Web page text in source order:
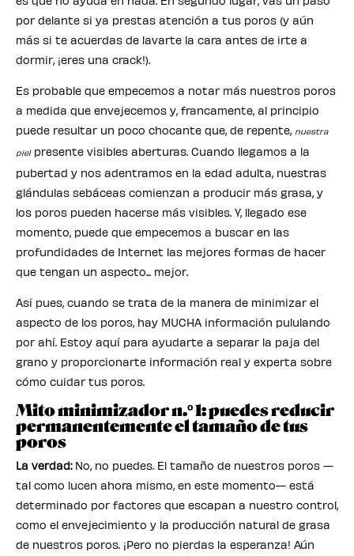
por delante si ya prestas atención a tus poros (y aún
más si te acuerdas de lavarte la cara antes de irte a
dormir, ¡eres una crack!).
Es probable que empecemos a notar más nuestros poros
a medida que envejecemos y, francamente, al principio
puede resultar un poco chocante que, de repente, nuestra
pielpresente visibles aberturas. Cuando llegamos a la
pubertad y nos adentramos en la edad adulta, nuestras
glándulas sebáceas comienzan a producir más grasa, y
los poros pueden hacerse más visibles. Y, llegado ese
momento, puede que empecemos a buscar en las
profundidades de Internet las mejores formas de hacer
que tengan un aspecto... mejor.
Así pues, cuando se trata de la manera de minimizar el
aspecto de los poros, hay MUCHA información pululando
por ahí. Estoy aquí para ayudarte a separar la paja del
grano y proporcionarte información real y experta sobre
cómo cuidar tus poros.
Mito minimizador n.º 1: puedes reducir
permanentemente el tamaño de tus
poros
La verdad:No, no puedes. El tamaño de nuestros poros —
tal como lucen ahora mismo, en este momento— está
determinado por factores que escapan a nuestro control,
como el envejecimiento y la producción natural de grasa
de nuestros poros. ¡Pero no pierdas la esperanza! Aún